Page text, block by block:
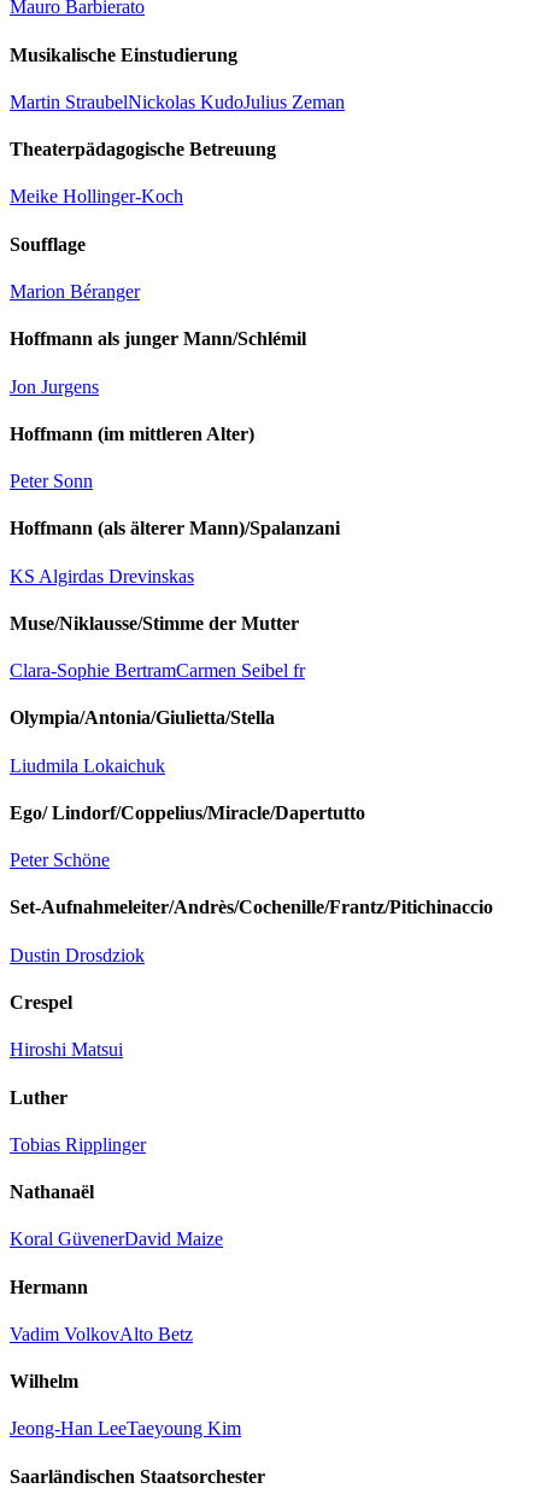
Mauro Barbierato
Musikalische Einstudierung
Martin StraubelNickolas KudoJulius Zeman
Theaterpädagogische Betreuung
Meike Hollinger-Koch
Soufflage
Marion Béranger
Hoffmann als junger Mann/Schlémil
Jon Jurgens
Hoffmann (im mittleren Alter)
Peter Sonn
Hoffmann (als älterer Mann)/Spalanzani
KS Algirdas Drevinskas
Muse/Niklausse/Stimme der Mutter
Clara-Sophie BertramCarmen Seibel fr
Olympia/Antonia/Giulietta/Stella
Liudmila Lokaichuk
Ego/ Lindorf/Coppelius/Miracle/Dapertutto
Peter Schöne
Set-Aufnahmeleiter/Andrès/Cochenille/Frantz/Pitichinaccio
Dustin Drosdziok
Crespel
Hiroshi Matsui
Luther
Tobias Ripplinger
Nathanaël
Koral GüvenerDavid Maize
Hermann
Vadim VolkovAlto Betz
Wilhelm
Jeong-Han LeeTaeyoung Kim
Saarländischen Staatsorchester